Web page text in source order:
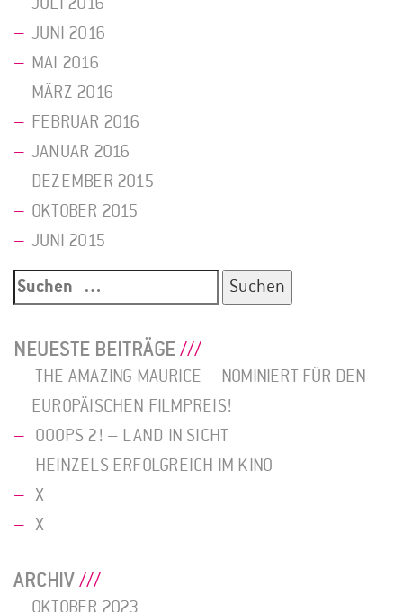
JUNI 2016
MAI 2016
MÄRZ 2016
FEBRUAR 2016
JANUAR 2016
DEZEMBER 2015
OKTOBER 2015
JUNI 2015
Suche
NEUESTE BEITRÄGE
THE AMAZING MAURICE – NOMINIERT FÜR DEN
EUROPÄISCHEN FILMPREIS!
OOOPS 2! – LAND IN SICHT
HEINZELS ERFOLGREICH IM KINO
X
X
ARCHIV
OKTOBER 2023